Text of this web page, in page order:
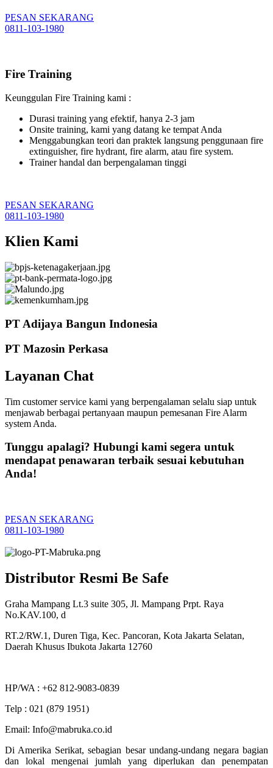
PESAN SEKARANG
0811-103-1980
Fire Training
Keunggulan Fire Training kami :
Durasi training yang efektif, hanya 2-3 jam
Onsite training, kami yang datang ke tempat Anda
Menggabungkan teori dan praktek langsung penggunaan fire
extinguisher, fire hydrant, fire alarm, atau fire system.
Trainer handal dan berpengalaman tinggi
PESAN SEKARANG
0811-103-1980
Klien Kami
PT Adijaya Bangun Indonesia
PT Mazosin Perkasa
Layanan Chat
Tim customer service kami yang berpengalaman selalu siap untuk
menjawab berbagai pertanyaan maupun pemesanan Fire Alarm
system Anda.
Tunggu apalagi? Hubungi kami segera untuk
mendapat penawaran terbaik sesuai kebutuhan
Anda!
PESAN SEKARANG
0811-103-1980
Distributor Resmi Be Safe
Graha Mampang Lt.3 suite 305, Jl. Mampang Prpt. Raya
No.KAV.100, d
RT.2/RW.1, Duren Tiga, Kec. Pancoran, Kota Jakarta Selatan,
Daerah Khusus Ibukota Jakarta 12760
HP/WA : +62 812-9083-0839
Telp : 021 (879 1951)
Email: Info@mabruka.co.id
Di Amerika Serikat, sebagian besar undang-undang negara bagian
dan lokal mengenai jumlah yang diperlukan dan penempatan